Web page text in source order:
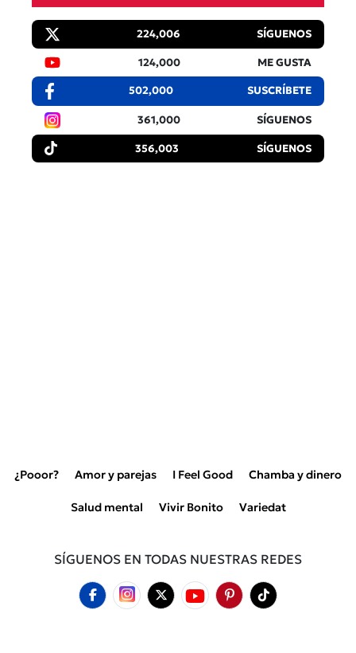
224,006 SÍGUENOS
124,000 ME GUSTA
502,000 SUSCRÍBETE
361,000 SÍGUENOS
356,003 SÍGUENOS
¿Pooor? Amor y parejas I Feel Good Chamba y dinero
Salud mental Vivir Bonito Variedat
SÍGUENOS EN TODAS NUESTRAS REDES